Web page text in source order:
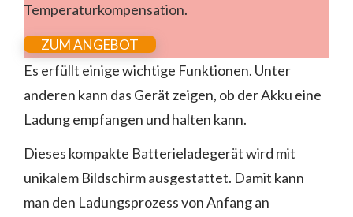
Temperaturkompensation.
ZUM ANGEBOT
Es erfüllt einige wichtige Funktionen. Unter
anderen kann das Gerät zeigen, ob der Akku eine
Ladung empfangen und halten kann.
Dieses kompakte Batterieladegerät wird mit
unikalem Bildschirm ausgestattet. Damit kann
man den Ladungsprozess von Anfang an